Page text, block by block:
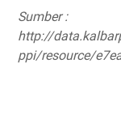
Sumber :
http://
ppi/resource/